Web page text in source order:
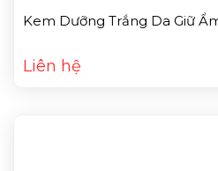
Kem Dưỡng Trắng Da Giữ
Liên hệ